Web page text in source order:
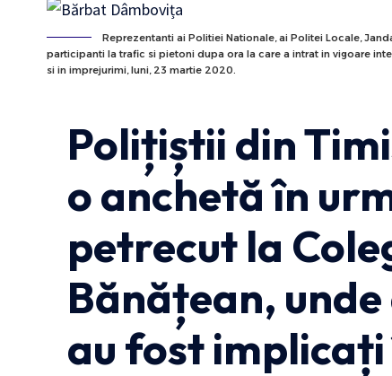
Reprezentanti ai Politiei Nationale, ai Politei Locale,
participanti la trafic si pietoni dupa ora la care a intrat in vigoare
si in imprejurimi, luni, 23 martie 2020.
Polițiștii din
o anchetă în
petrecut la
Bănățean, unde
au fost